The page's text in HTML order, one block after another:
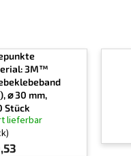
3M™
⌀ 30 mm,
Stück
lieferbar